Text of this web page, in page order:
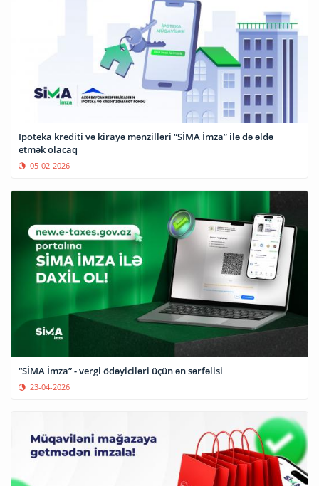
Ipoteka krediti və kirayə mənzilləri “SİMA İmza” ilə də əldə
etmək olacaq
05-02-2026
“SİMA İmza” - vergi ödəyiciləri üçün ən sərfəlisi
23-04-2026